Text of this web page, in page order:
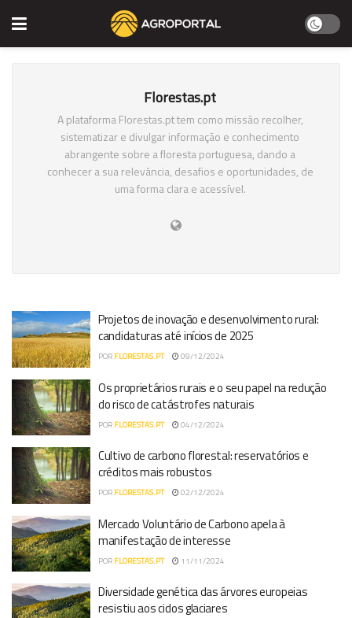
Florestas.pt
A plataforma Florestas.pt tem como missão recolher,
sistematizar e divulgar informação e conhecimento
abrangente sobre a floresta portuguesa, dando a
conhecer a sua relevância, desafios e oportunidades, de
uma forma clara e acessível.
Projetos de inovação e desenvolvimento rural:
candidaturas até inícios de 2025
POR FLORESTAS.PT 09/12/2024
Os proprietários rurais e o seu papel na redução
do risco de catástrofes naturais
POR FLORESTAS.PT 04/12/2024
Cultivo de carbono florestal: reservatórios e
créditos mais robustos
POR FLORESTAS.PT 02/12/2024
Mercado Voluntário de Carbono apela à
manifestação de interesse
POR FLORESTAS.PT 11/11/2024
Diversidade genética das árvores europeias
resistiu aos ciclos glaciares